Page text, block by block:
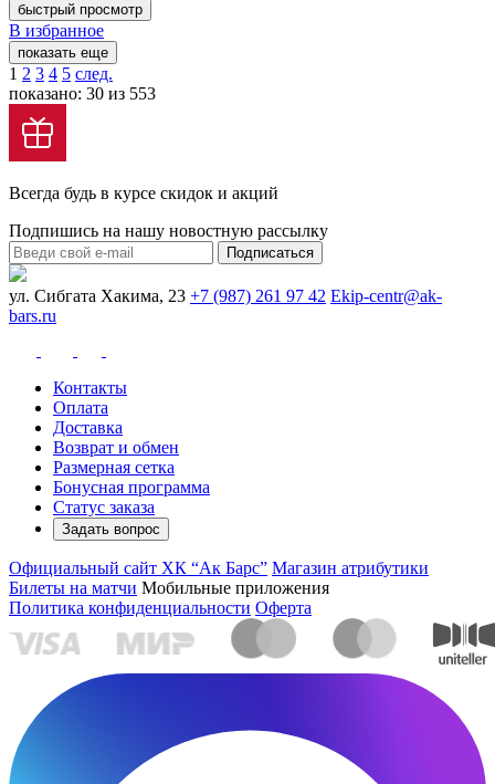
быстрый просмотр
В избранное
показать еще
1 2 3 4 5 след.
показано: 30 из 553
Всегда будь в курсе скидок и акций
Подпишись на нашу новостную рассылку
Подписаться
ул. Сибгата Хакима, 23 +7 (987) 261 97 42 Ekip-centr@ak-
bars.ru
Контакты
Оплата
Доставка
Возврат и обмен
Размерная сетка
Бонусная программа
Статус заказа
Задать вопрос
Официальный сайт ХК “Ак Барс” Магазин атрибутики
Билеты на матчи Мобильные приложения
Политика конфиденциальности Оферта